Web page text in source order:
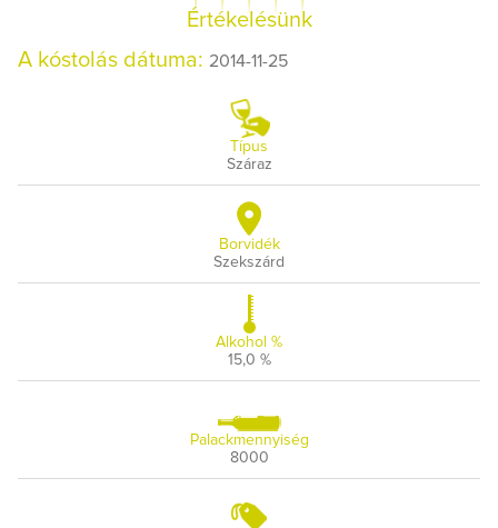
Értékelésünk
A kóstolás dátuma: 2014-11-25
Típus
Száraz
Borvidék
Szekszárd
Alkohol %
15,0 %
Palackmennyiség
8000